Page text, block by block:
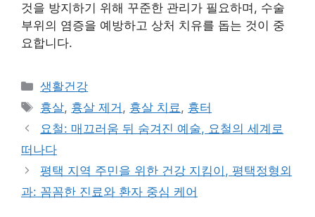
것을 방지하기 위해 꾸준한 관리가 필요하며, 수술
부위의 염증을 예방하고 상처 치유를 돕는 것이 중
요합니다.
Categories
생활건강
Tags
흉살, 흉살 제거 , 흉살 치료, 흉터
요철: 매끄러움 뒤 숨겨진 예술, 요철의 세계로
떠나다
평택 지역 주민을 위한 건강 지킴이, 평택정형외
과: 꼼꼼한 진료와 환자 중심 케어